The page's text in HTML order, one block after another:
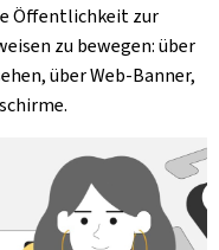
Öffentlichkeit zur
zu bewegen: über
über Web-Banner,